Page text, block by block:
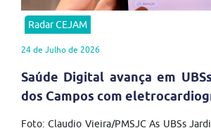
Radar CEJAM
24 de Julho de 2026
Saúde Digital avança em
dos Campos com
Foto: Claudio Vieira/PMSJC As UBSs